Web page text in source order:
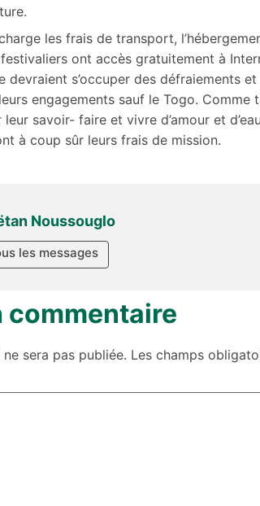
les frais de transport,
ont accès gratuitement à
devraient s’occuper des défraiements
engagements sauf le Togo.
savoir- faire et vivre d’amour et
à coup sûr leurs frais de mission.
Noussouglo
les messages
commentaire
sera pas publiée. Les champs